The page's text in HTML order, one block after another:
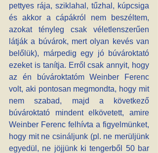
pettyes rája, sziklahal, tűzhal, kúpcsiga
és akkor a cápákról nem beszéltem,
azokat tényleg csak véletlenszerűen
látják a búvárok, mert olyan kevés van
belőlük), márpedig egy jó búvároktató
ezeket is tanítja. Erről csak annyit, hogy
az én búvároktatóm Weinber Ferenc
volt, aki pontosan megmondta, hogy mit
nem szabad, majd a következő
búvároktató mindent elkövetett, amire
Weinber Ferenc felhívta a figyelmünket,
hogy mit ne csináljunk (pl. ne merüljünk
egyedül, ne jöjjünk ki tengerből 50 bar